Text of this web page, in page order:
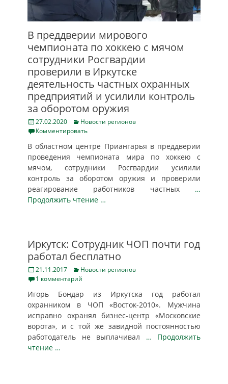
В преддверии мирового
чемпионата по хоккею с мячом
сотрудники Росгвардии
проверили в Иркутске
деятельность частных охранных
предприятий и усилили контроль
за оборотом оружия
Posted
on
27.02.2020 Categories
Новости регионов
Комментировать
В областном центре Приангарья в преддверии
проведения чемпионата мира по хоккею с
мячом, сотрудники Росгвардии усилили
контроль за оборотом оружия и проверили
реагирование работников частных …
Продолжить чтение …
Иркутск: Сотрудник ЧОП почти год
работал бесплатно
Posted
on
21.11.2017 Categories
Новости регионов
1 комментарий
Игорь Бондар из Иркутска год работал
охранником в ЧОП «Восток-2010». Мужчина
исправно охранял бизнес-центр «Московские
ворота», и с той же завидной постоянностью
работодатель не выплачивал … Продолжить
чтение …